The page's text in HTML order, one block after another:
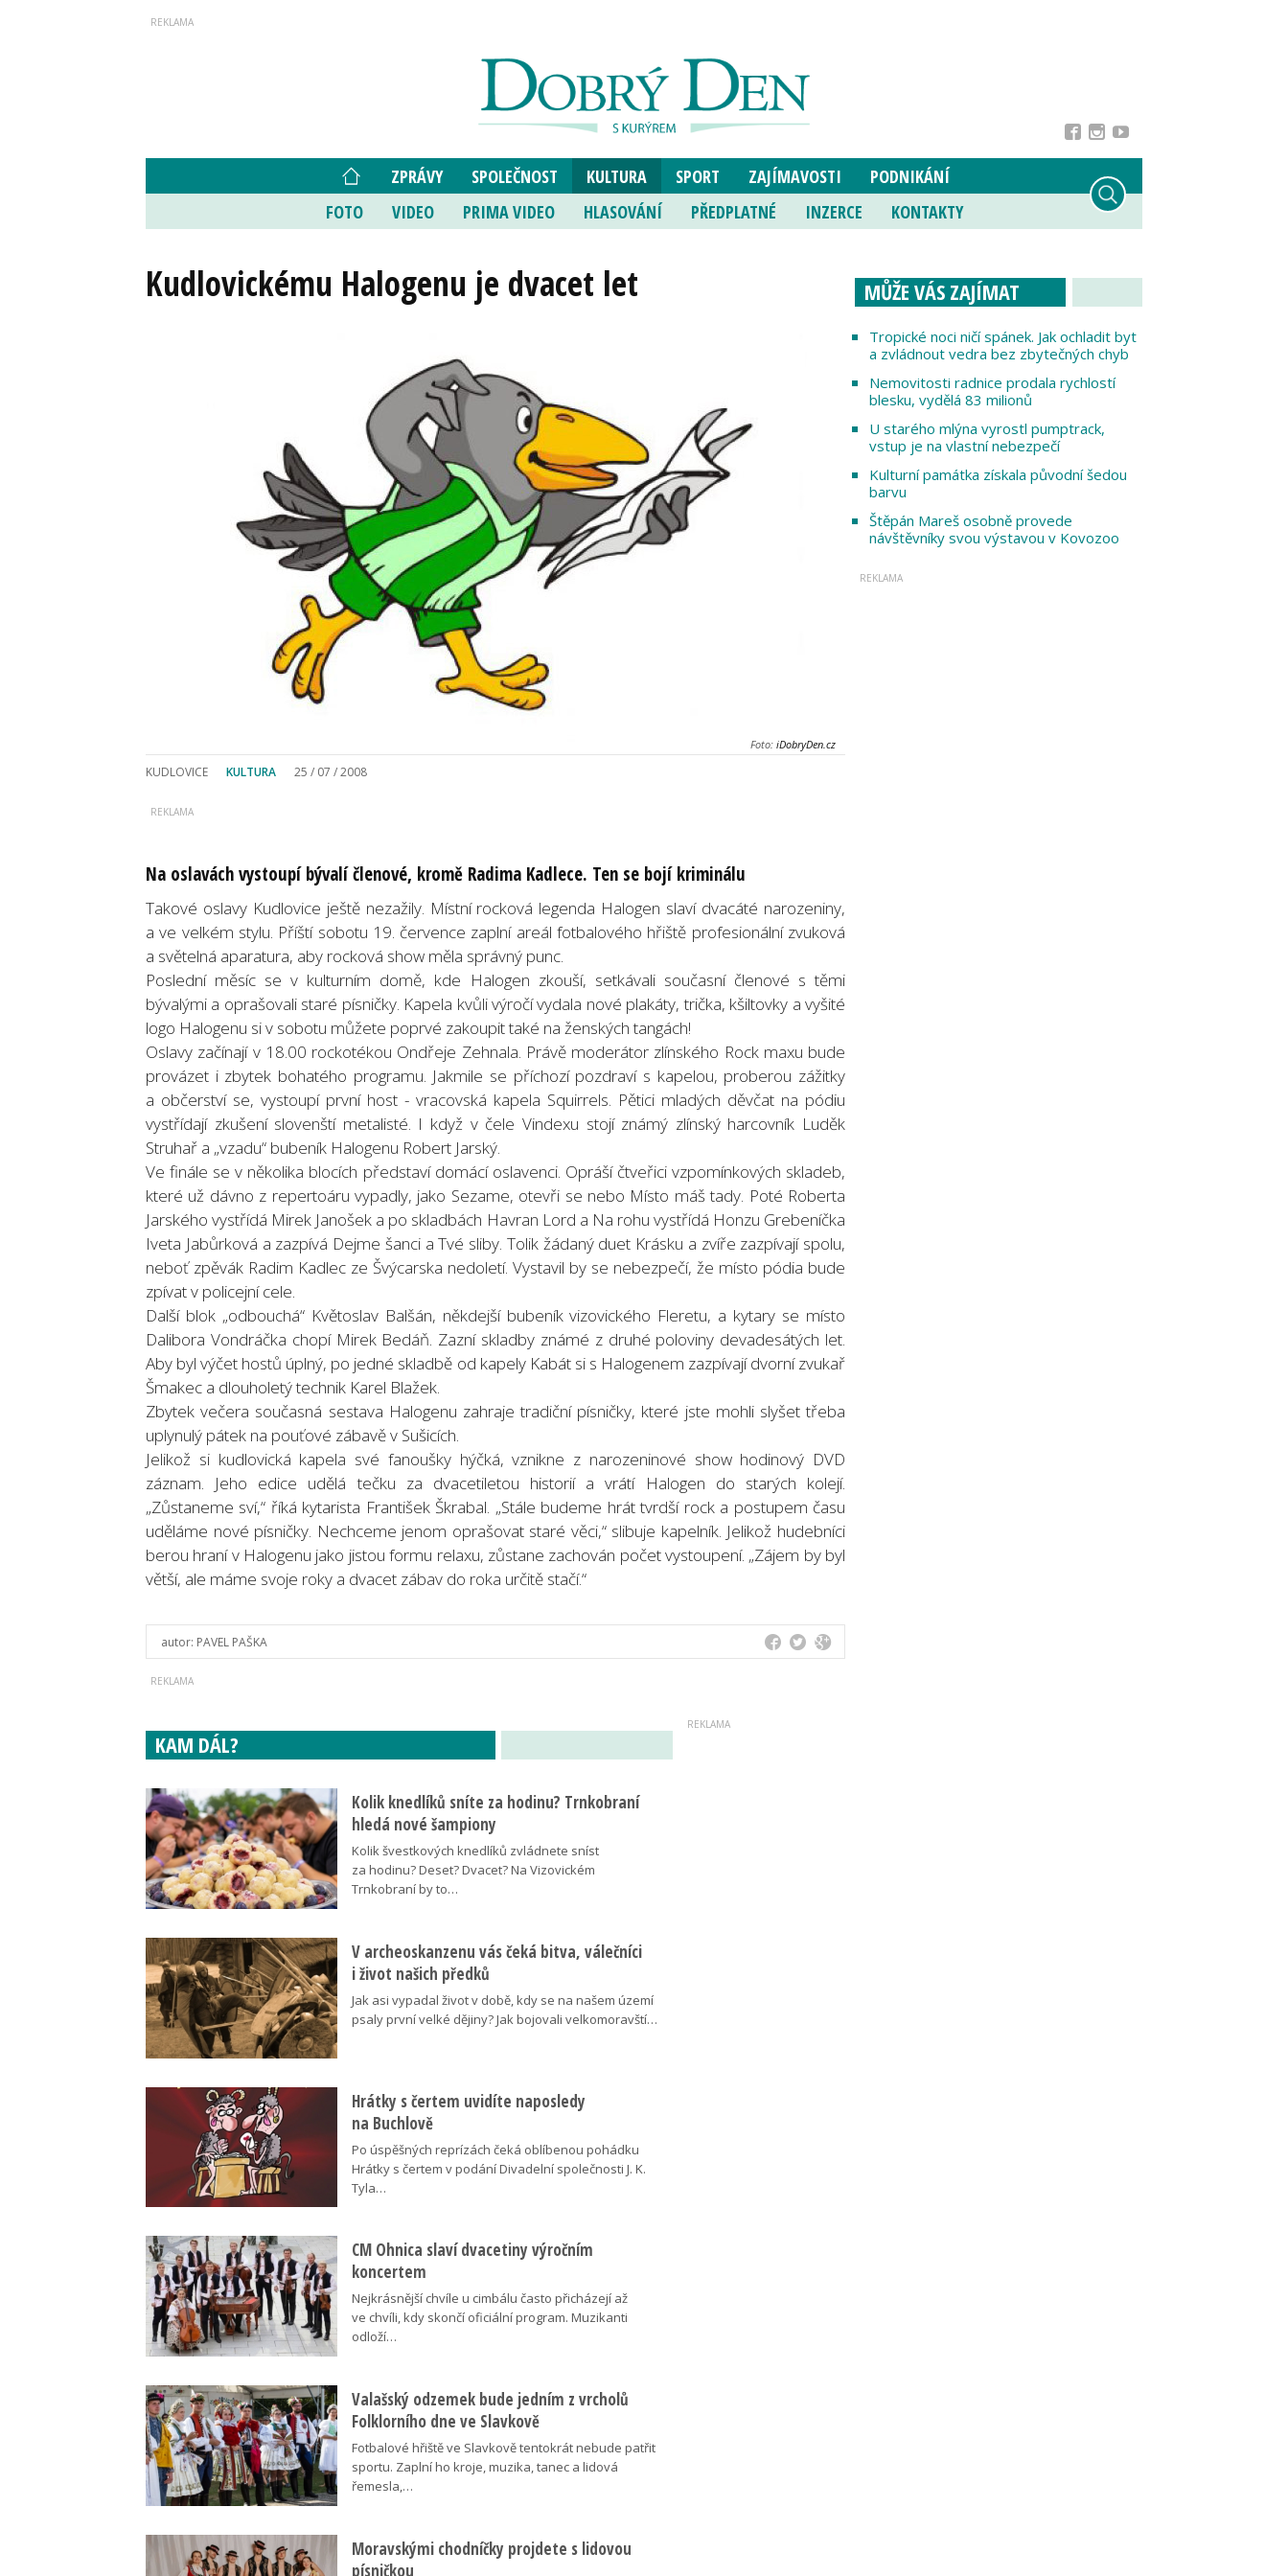
ZPRÁVY SPOLEČNOST KULTURA SPORT ZAJÍMAVOSTI
PODNIKÁNÍ
FOTO
VIDEO PRIMA VIDEO HLASOVÁNÍ PŘEDPLATNÉ INZERCE KONTAKTY
Kudlovickému Halogenu je dvacet let
Foto: iDobryDen.cz
KUDLOVICE KULTURA 25 / 07 / 2008
Na oslavách vystoupí bývalí členové, kromě Radima Kadlece. Ten se bojí kriminálu
Takové oslavy Kudlovice ještě nezažily. Místní rocková legenda Halogen slaví dvacáté narozeniny,
a ve velkém stylu. Příští sobotu 19. července zaplní areál fotbalového hřiště profesionální zvuková
a světelná aparatura, aby rocková show měla správný punc.
Poslední měsíc se v kulturním domě, kde Halogen zkouší, setkávali současní členové s těmi
bývalými a oprašovali staré písničky. Kapela kvůli výročí vydala nové plakáty, trička, kšiltovky a vyšité
logo Halogenu si v sobotu můžete poprvé zakoupit také na ženských tangách!
Oslavy začínají v 18.00 rockotékou Ondřeje Zehnala. Právě moderátor zlínského Rock maxu bude
provázet i zbytek bohatého programu. Jakmile se příchozí pozdraví s kapelou, proberou zážitky
a občerství se, vystoupí první host - vracovská kapela Squirrels. Pětici mladých děvčat na pódiu
vystřídají zkušení slovenští metalisté. I když v čele Vindexu stojí známý zlínský harcovník Luděk
Struhař a „vzadu“ bubeník Halogenu Robert Jarský.
Ve finále se v několika blocích představí domácí oslavenci. Opráší čtveřici vzpomínkových skladeb,
které už dávno z repertoáru vypadly, jako Sezame, otevři se nebo Místo máš tady. Poté Roberta
Jarského vystřídá Mirek Janošek a po skladbách Havran Lord a Na rohu vystřídá Honzu Grebeníčka
Iveta Jabůrková a zazpívá Dejme šanci a Tvé sliby. Tolik žádaný duet Krásku a zvíře zazpívají spolu,
neboť zpěvák Radim Kadlec ze Švýcarska nedoletí. Vystavil by se nebezpečí, že místo pódia bude
zpívat v policejní cele.
Další blok „odbouchá“ Květoslav Balšán, někdejší bubeník vizovického Fleretu, a kytary se místo
Dalibora Vondráčka chopí Mirek Bedáň. Zazní skladby známé z druhé poloviny devadesátých let.
Aby byl výčet hostů úplný, po jedné skladbě od kapely Kabát si s Halogenem zazpívají dvorní zvukař
Šmakec a dlouholetý technik Karel Blažek.
Zbytek večera současná sestava Halogenu zahraje tradiční písničky, které jste mohli slyšet třeba
uplynulý pátek na pouťové zábavě v Sušicích.
Jelikož si kudlovická kapela své fanoušky hýčká, vznikne z narozeninové show hodinový DVD
záznam. Jeho edice udělá tečku za dvacetiletou historií a vrátí Halogen do starých kolejí.
„Zůstaneme sví,“ říká kytarista František Škrabal. „Stále budeme hrát tvrdší rock a postupem času
uděláme nové písničky. Nechceme jenom oprašovat staré věci,“ slibuje kapelník. Jelikož hudebníci
berou hraní v Halogenu jako jistou formu relaxu, zůstane zachován počet vystoupení. „Zájem by byl
větší, ale máme svoje roky a dvacet zábav do roka určitě stačí.“
autor: PAVEL PAŠKA
MŮŽE VÁS ZAJÍMAT
Tropické noci ničí spánek. Jak ochladit byt
a zvládnout vedra bez zbytečných chyb
Nemovitosti radnice prodala rychlostí
blesku, vydělá 83 milionů
U starého mlýna vyrostl pumptrack,
vstup je na vlastní nebezpečí
Kulturní památka získala původní šedou
barvu
Štěpán Mareš osobně provede
návštěvníky svou výstavou v Kovozoo
KAM DÁL?
Kolik knedlíků sníte za hodinu? Trnkobraní
hledá nové šampiony
Kolik švestkových knedlíků zvládnete sníst
za hodinu? Deset? Dvacet? Na Vizovickém
Trnkobraní by to…
V archeoskanzenu vás čeká bitva, válečníci
i život našich předků
Jak asi vypadal život v době, kdy se na našem území
psaly první velké dějiny? Jak bojovali velkomoravští…
Hrátky s čertem uvidíte naposledy
na Buchlově
Po úspěšných reprízách čeká oblíbenou pohádku
Hrátky s čertem v podání Divadelní společnosti J. K.
Tyla…
CM Ohnica slaví dvacetiny výročním
koncertem
Nejkrásnější chvíle u cimbálu často přicházejí až
ve chvíli, kdy skončí oficiální program. Muzikanti
odloží…
Valašský odzemek bude jedním z vrcholů
Folklorního dne ve Slavkově
Fotbalové hřiště ve Slavkově tentokrát nebude patřit
sportu. Zaplní ho kroje, muzika, tanec a lidová
řemesla,…
Moravskými chodníčky projdete s lidovou
písničkou